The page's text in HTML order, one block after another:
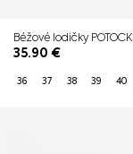
Béžové lodičky
35.90 €
36 37 38 39 40